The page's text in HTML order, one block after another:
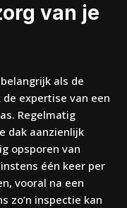
van je
als de
expertise van een
Regelmatig
dak aanzienlijk
opsporen van
één keer per
vooral na een
zo’n inspectie kan